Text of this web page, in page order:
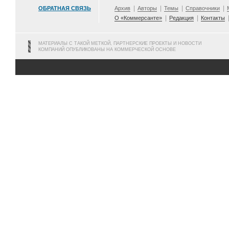
ОБРАТНАЯ СВЯЗЬ Архив Авторы Темы Справочники
О «Коммерсанте»
Редакция Контакты
МАТЕРИАЛЫ С ТАКОЙ МЕТКОЙ, ПАРТНЕРСКИЕ ПРОЕКТЫ И НОВОСТИ
КОМПАНИЙ ОПУБЛИКОВАНЫ НА КОММЕРЧЕСКОЙ ОСНОВЕ